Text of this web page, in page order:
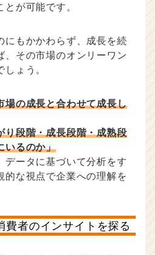
が可能です。
にもかかわらず、成長を続
、その市場のオンリーワン
ょう。
場の成長と合わせて成長し
り段階・成長段階・成熟段
いるのか」
データに基づいて分析をす
的な視点で企業への理解を
費者のインサイトを探る